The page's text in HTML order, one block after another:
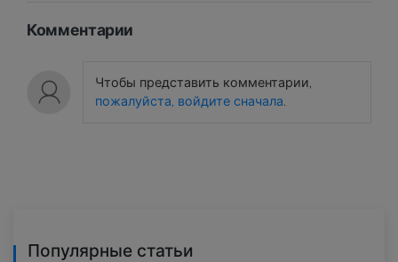
Комментарии
Чтобы представить комментарии,
пожалуйста, войдите сначала.
Популярные статьи